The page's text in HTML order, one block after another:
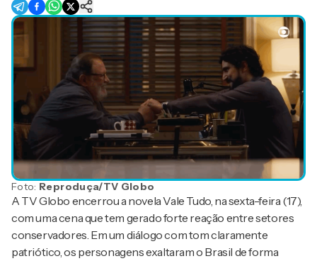
Foto: Reproduça/TV Globo
A TV Globo encerrou a novela Vale Tudo, na sexta-feira (17),
com uma cena que tem gerado forte reação entre setores
conservadores. Em um diálogo com tom claramente
patriótico, os personagens exaltaram o Brasil de forma